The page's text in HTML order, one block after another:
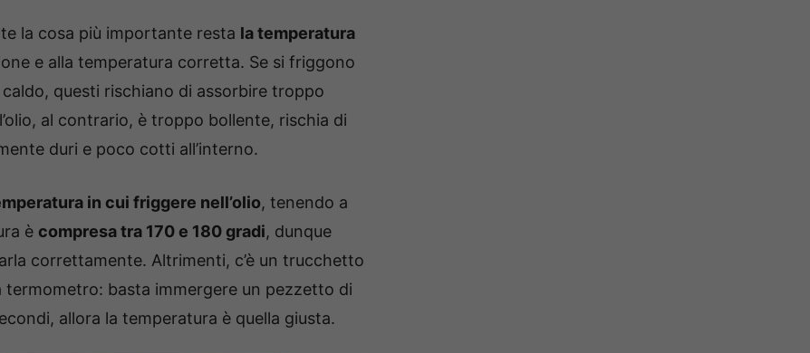
la cosa più importante resta la temperatura
e alla temperatura corretta. Se si friggono
questi rischiano di assorbire troppo
al contrario, è troppo bollente, rischia di
duri e poco cotti all’interno.
in cui friggere nell’olio, tenendo a
è compresa tra 170 e 180 gradi, dunque
correttamente. Altrimenti, c’è un trucchetto
termometro: basta immergere un pezzetto di
allora la temperatura è quella giusta.